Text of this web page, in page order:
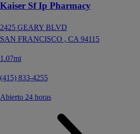
Kaiser Sf Ip Pharmacy
2425 GEARY BLVD
SAN FRANCISCO , CA 94115
1.07mi
(415) 833-4255
Abierto 24 horas